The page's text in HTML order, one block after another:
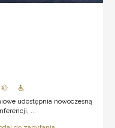
udostępnia nowoczesną
...